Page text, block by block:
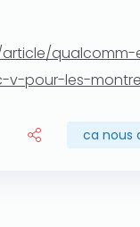
pour-les-
ca nous